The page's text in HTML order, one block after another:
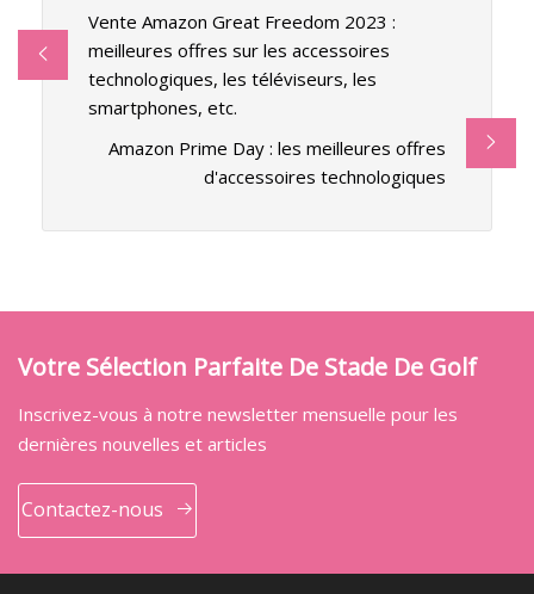
Vente Amazon Great Freedom 2023 :
meilleures offres sur les accessoires
technologiques, les téléviseurs, les
smartphones, etc.
Amazon Prime Day : les meilleures offres
d'accessoires technologiques
Votre Sélection Parfaite De Stade De Golf
Inscrivez-vous à notre newsletter mensuelle pour les
dernières nouvelles et articles
Contactez-nous